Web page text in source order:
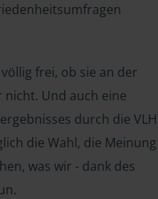
frei, ob sie an der
Und auch eine
durch die VLH
die Wahl, die Meinung
was wir - dank des